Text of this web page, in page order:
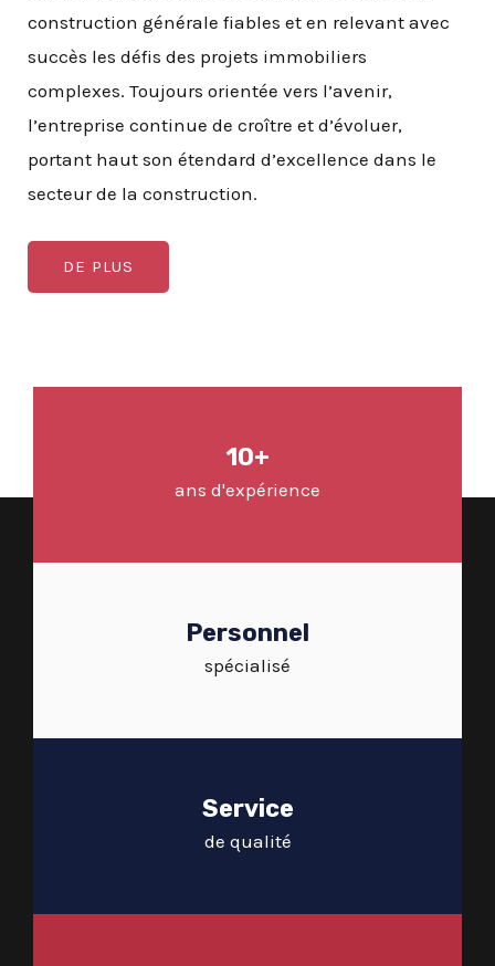
construction générale fiables et en relevant avec
succès les défis des projets immobiliers
complexes. Toujours orientée vers l’avenir,
l’entreprise continue de croître et d’évoluer,
portant haut son étendard d’excellence dans le
secteur de la construction.
DE PLUS
10+
ans d'expérience
Personnel
spécialisé
Service
de qualité